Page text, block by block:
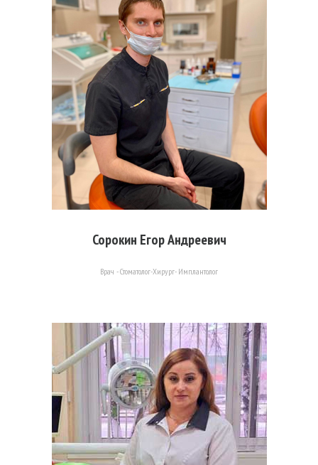
Сорокин Егор Андреевич
Врач - Стоматолог-Хирург- Имплантолог